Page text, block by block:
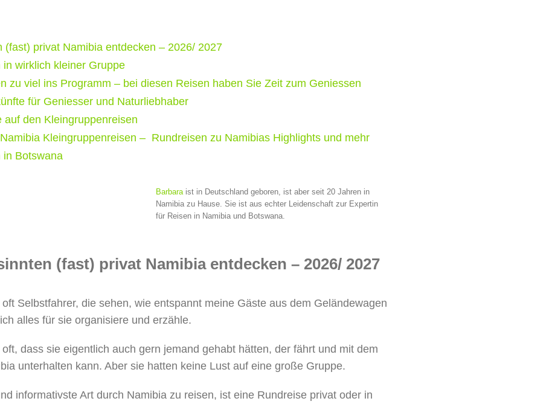
(fast) privat Namibia entdecken – 2026/ 2027
wirklich kleiner Gruppe
zu viel ins Programm – bei diesen Reisen haben Sie Zeit zum Geniessen
für Geniesser und Naturliebhaber
auf den Kleingruppenreisen
Kleingruppenreisen – Rundreisen zu Namibias Highlights und mehr
in Botswana
Barbaraist in Deutschland geboren, ist aber seit 20 Jahren in
Namibia zu Hause. Sie ist aus echter Leidenschaft zur Expertin
für Reisen in Namibia und Botswana.
(fast) privat Namibia entdecken – 2026/ 2027
Selbstfahrer, die sehen, wie entspannt meine Gäste aus dem Geländewagen
alles für sie organisiere und erzähle.
dass sie eigentlich auch gern jemand gehabt hätten, der fährt und mit dem
unterhalten kann. Aber sie hatten keine Lust auf eine große Gruppe.
informativste Art durch Namibia zu reisen, ist eine Rundreise privat oder in